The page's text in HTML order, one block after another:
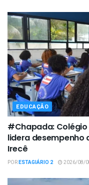
EDUCAÇÃO
#Chapada: Colégio
lidera desempenho
Irecê
PORESTAGIÁRIO 2 2026/08/